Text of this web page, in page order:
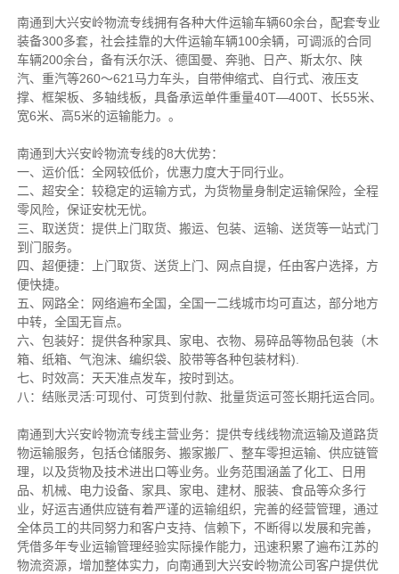
南通到大兴安岭物流专线拥有各种大件运输车辆60余台，配套专业
装备300多套，社会挂靠的大件运输车辆100余辆，可调派的合同
车辆200余台，备有沃尔沃、德国曼、奔驰、日产、斯太尔、陕
汽、重汽等260～621马力车头，自带伸缩式、自行式、液压支
撑、框架板、多轴线板，具备承运单件重量40T—400T、长55米、
宽6米、高5米的运输能力。。
南通到大兴安岭物流专线的8大优势：
一、运价低：全网较低价，优惠力度大于同行业。
二、超安全：较稳定的运输方式，为货物量身制定运输保险，全程
零风险，保证安枕无忧。
三、取送货：提供上门取货、搬运、包装、运输、送货等一站式门
到门服务。
四、超便捷：上门取货、送货上门、网点自提，任由客户选择，方
便快捷。
五、网路全：网络遍布全国，全国一二线城市均可直达，部分地方
中转，全国无盲点。
六、包装好：提供各种家具、家电、衣物、易碎品等物品包装（木
箱、纸箱、气泡沫、编织袋、胶带等各种包装材料).
七、时效高：天天准点发车，按时到达。
八：结账灵活:可现付、可货到付款、批量货运可签长期托运合同。
南通到大兴安岭物流专线主营业务：提供专线线物流运输及道路货
物运输服务，包括仓储服务、搬家搬厂、整车零担运输、供应链管
理，以及货物及技术进出口等业务。业务范围涵盖了化工、日用
品、机械、电力设备、家具、家电、建材、服装、食品等众多行
业，好运吉通供应链有着严谨的运输组织，完善的经营管理，通过
全体员工的共同努力和客户支持、信赖下，不断得以发展和完善，
凭借多年专业运输管理经验实际操作能力，迅速积累了遍布江苏的
物流资源，增加整体实力，向南通到大兴安岭物流公司客户提供优